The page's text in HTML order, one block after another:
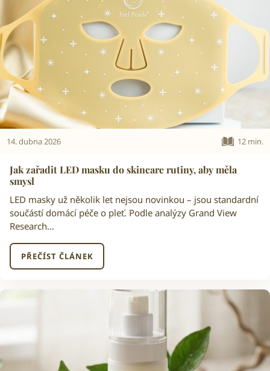
14. dubna 2026 12 min.
Jak zařadit LED masku do skincare rutiny, aby měla
smysl
LED masky už několik let nejsou novinkou – jsou standardní
součástí domácí péče o pleť. Podle analýzy Grand View
Research…
PŘEČÍST ČLÁNEK